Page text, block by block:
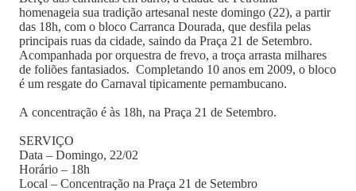
homenageia sua tradição artesanal neste domingo (22), a partir
das 18h, com o bloco Carranca Dourada, que desfila pelas
principais ruas da cidade, saindo da Praça 21 de Setembro.
Acompanhada por orquestra de frevo, a troça arrasta milhares
de foliões fantasiados. Completando 10 anos em 2009, o bloco
é um resgate do Carnaval tipicamente pernambucano.
A concentração é às 18h, na Praça 21 de Setembro.
SERVIÇO
Data – Domingo, 22/02
Horário – 18h
Local – Concentração na Praça 21 de Setembro